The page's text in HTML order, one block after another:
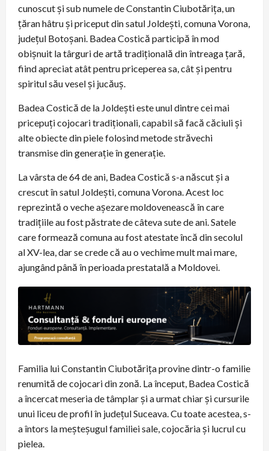
cunoscut și sub numele de Constantin Ciubotărița, un
țăran hâtru și priceput din satul Joldești, comuna Vorona,
județul Botoșani. Badea Costică participă în mod
obișnuit la târguri de artă tradițională din întreaga țară,
fiind apreciat atât pentru priceperea sa, cât și pentru
spiritul său vesel și jucăuș.
Badea Costică de la Joldești este unul dintre cei mai
pricepuți cojocari tradiționali, capabil să facă căciuli și
alte obiecte din piele folosind metode străvechi
transmise din generație în generație.
La vârsta de 64 de ani, Badea Costică s-a născut și a
crescut în satul Joldești, comuna Vorona. Acest loc
reprezintă o veche așezare moldovenească în care
tradițiile au fost păstrate de câteva sute de ani. Satele
care formează comuna au fost atestate încă din secolul
al XV-lea, dar se crede că au o vechime mult mai mare,
ajungând până în perioada prestatală a Moldovei.
Familia lui Constantin Ciubotărița provine dintr-o familie
renumită de cojocari din zonă. La început, Badea Costică
a încercat meseria de tâmplar și a urmat chiar și cursurile
unui liceu de profil în județul Suceava. Cu toate acestea, s-
a întors la meșteșugul familiei sale, cojocăria și lucrul cu
pielea.